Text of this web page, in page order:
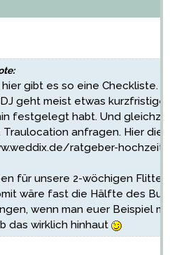
hier gibt es so eine Checkliste.
geht meist etwas
festgelegt habt. Und
Traulocation anfragen. Hier die
ratgeber-
für unsere 2-wöchigen
wäre fast die Hälfte des
wenn man euer Beispiel
das wirklich hinhaut